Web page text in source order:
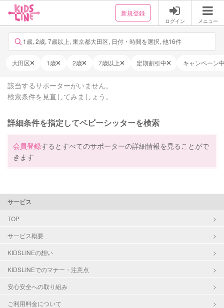
新規登録
ログイン メニュー
1歳, 2歳, 7歳以上, 東京都大田区, 日付・時間を選択, 他16件
大田区 1歳 2歳 7歳以上 定期割引中 キャンペーン
該当するサポーターがいません。
検索条件を見直してみましょう。
詳細条件を指定してベビーシッターを検索
会員登録するとすべてのサポーターの詳細情報を見ることがで
きます
サービス
TOP
サービス概要
KIDSLINEの想い
KIDSLINEでのマナー・注意点
安心安全への取り組み
ご利用料金について